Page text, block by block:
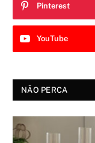
Pinterest
YouTube
NÃO PERCA